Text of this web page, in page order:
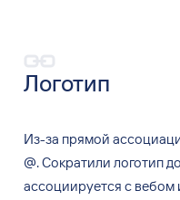
Логотип
Из-за прямой
@. Сократили логотип до
ассоциируется с вебом